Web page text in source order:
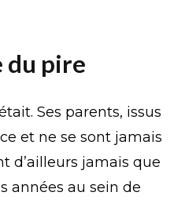
du pire
Ses parents, issus
et ne se sont jamais
d’ailleurs jamais que
années au sein de